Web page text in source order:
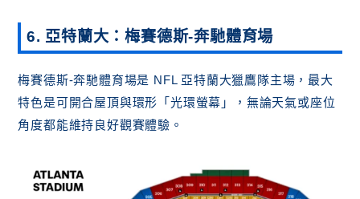
6. 亞特蘭大：梅賽德斯-奔馳體育場
梅賽德斯-奔馳體育場是 NFL 亞特蘭大獵鷹隊主場，最大
特色是可開合屋頂與環形「光環螢幕」，無論天氣或座位
角度都能維持良好觀賽體驗。